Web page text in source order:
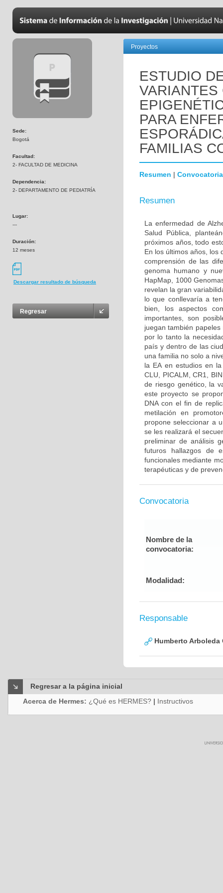
Sede:
Bogotá
Facultad:
2- FACULTAD DE MEDICINA
Dependencia:
2- DEPARTAMENTO DE PEDIATRÍA
Lugar:
---
Duración:
12 meses
Descargar resultado de búsqueda
Regresar
Proyectos
ESTUDIO
VARIANTES
PARA
FAMILIAS
Resumen | Convocatoria
Resumen
La enfermedad de
Salud Pública,
próximos años, todo
En los últimos años, los
comprensión de las
genoma humano y
HapMap, 1000
revelan la gran
lo que conllevaría a
bien, los aspectos
importantes, son
juegan también
por lo tanto la
país y dentro de las
una familia no solo a
la EA en estudios en
CLU, PICALM, CR1,
de riesgo genético, la
este proyecto se
DNA con el fin de
metilación en
propone seleccionar a
se les realizará el
preliminar de análisis
futuros hallazgos de
funcionales mediante
terapéuticas y de
Convocatoria
Nombre de la
convocatoria:
Modalidad:
Responsable
Humberto Arboleda
Regresar a la página inicial
Acerca de Hermes: ¿Qué es HERMES? | Instructivos